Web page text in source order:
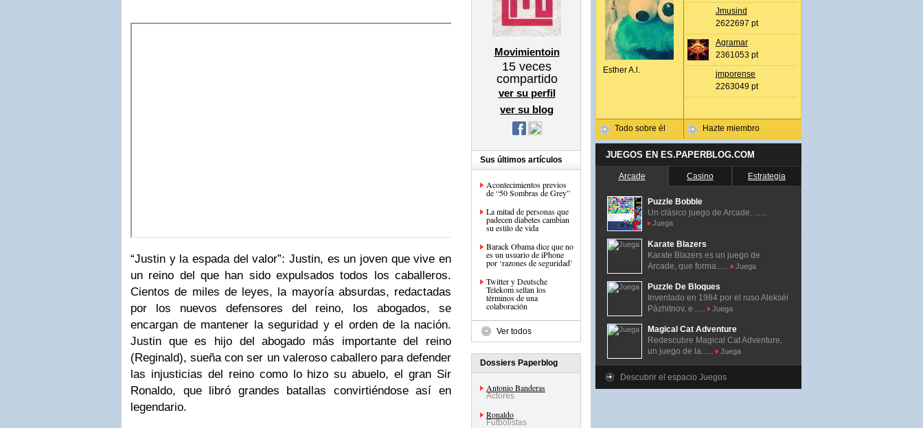
“Justin y la espada del valor”: Justin, es un joven que vive en
un reino del que han sido expulsados todos los caballeros.
Cientos de miles de leyes, la mayoría absurdas, redactadas
por los nuevos defensores del reino, los abogados, se
encargan de mantener la seguridad y el orden de la nación.
Justin que es hijo del abogado más importante del reino
(Reginald), sueña con ser un valeroso caballero para defender
las injusticias del reino como lo hizo su abuelo, el gran Sir
Ronaldo, que libró grandes batallas convirtiéndose así en
legendario.
Movimientoin
15 veces
compartido
ver su perfil
ver su blog
Sus últimos artículos
Acontecimientos previos
de “50 Sombras de Grey”
La mitad de personas que
padecen diabetes cambian
su estilo de vida
Barack Obama dice que no
es un usuario de iPhone
por ‘razones de seguridad’
Twitter y Deutsche
Telekom sellan los
términos de una
colaboración
Ver todos
Dossiers Paperblog
Antonio Banderas
Actores
Ronaldo
Futbolistas
Esther A.l.
Todo sobre él
Jmusind
2622697 pt
Agramar
2361053 pt
jmporense
2263049 pt
Hazte miembro
JUEGOS EN ES.PAPERBLOG.COM
Arcade Casino Estrategia
Puzzle Bobble
Un clásico juego de Arcade. ......
Juega
Karate Blazers
Karate Blazers es un juego de
Arcade, que forma......
Juega
Puzzle De Bloques
Inventado en 1984 por el ruso Alekséi
Pázhitnov, e......
Juega
Magical Cat Adventure
Redescubre Magical Cat Adventure,
un juego de la......
Juega
Descubrir el espacio Juegos